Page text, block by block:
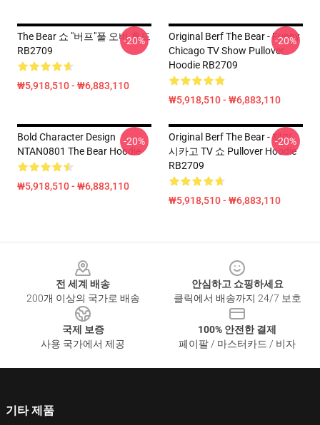
The Bear 쇼 "버프"풀 오버 후드
RB2709
₩5,918,510 - ₩6,883,110
-20%
Original Berf The Bear - Funny
Chicago TV Show Pullover
Hoodie RB2709
₩5,918,510 - ₩6,883,110
-20%
Bold Character Design
NTAN0801 The Bear Hoodie
₩5,918,510 - ₩6,883,110
-20%
Original Berf The Bear - 재미
시카고 TV 쇼 Pullover Hoodie
RB2709
₩5,918,510 - ₩6,883,110
-20%
전 세계 배송
200개 이상의 국가로 배송
안심하고 쇼핑하세요
클릭에서 배송까지 24/7 보호
국제 보증
사용 국가에서 제공
100% 안전한 결제
페이팔 / 마스터카드 / 비자
기타 제품